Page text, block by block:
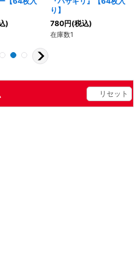
)
り】
780円(税込)
在庫数1
リセット